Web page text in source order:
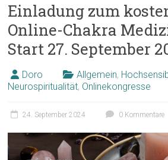
Einladung zum
Online-Chakra
Start 27. September
Doro Allgemein,
Neurospiritualität, Onlinekongresse
24. September 2024 0 Kommentare